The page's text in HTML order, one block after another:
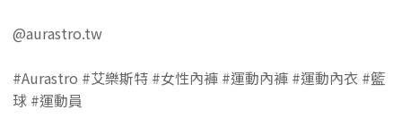
@aurastro.tw
#Aurastro #艾樂斯特 #女性內褲 #運動內褲 #運動內衣 #籃
球 #運動員